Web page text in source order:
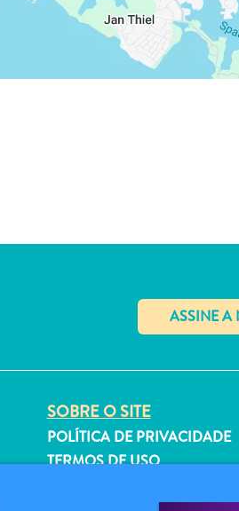
SOBRE O SITE
POLÍTICA DE PRIVACIDADE
TERMOS DE USO